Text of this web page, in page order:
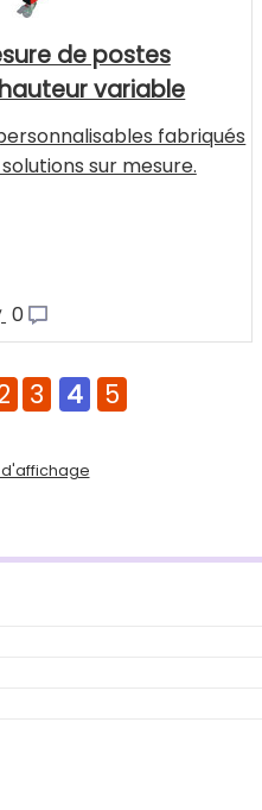
de postes
variable
fabriqués
sur mesure.
0
3 4 5